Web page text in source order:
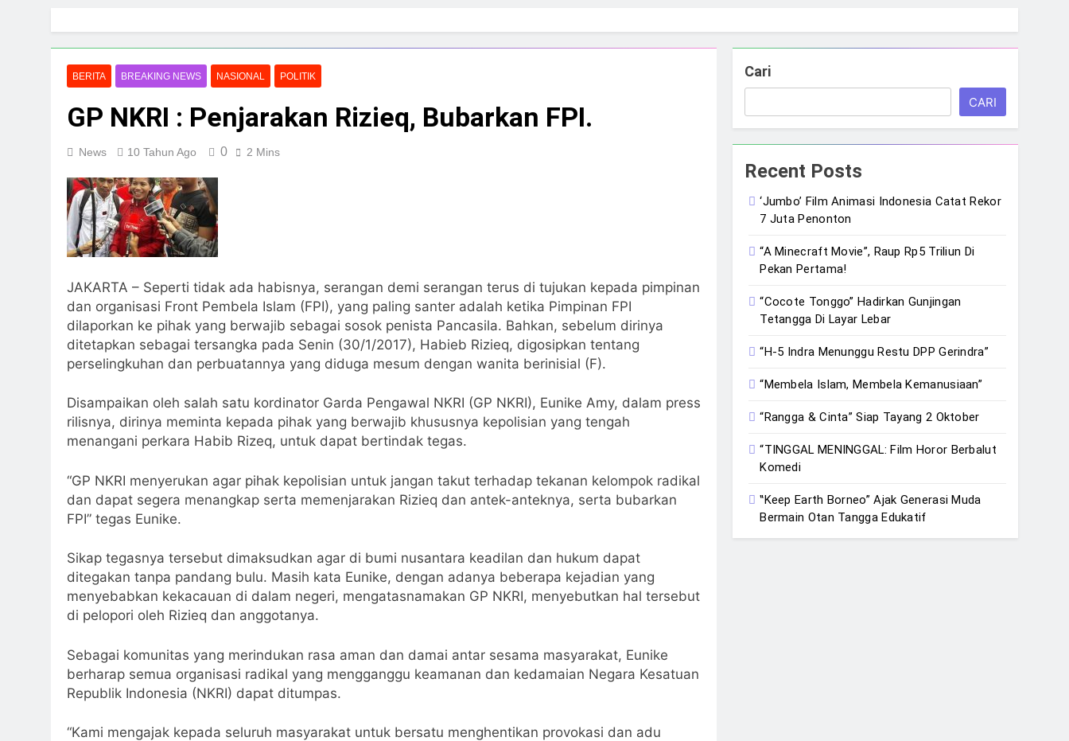
BERITA BREAKING NEWS NASIONAL POLITIK
GP NKRI : Penjarakan Rizieq, Bubarkan FPI.
News 10 Tahun Ago 0 2 Mins
JAKARTA – Seperti tidak ada habisnya, serangan demi serangan terus di tujukan kepada pimpinan
dan organisasi Front Pembela Islam (FPI), yang paling santer adalah ketika Pimpinan FPI
dilaporkan ke pihak yang berwajib sebagai sosok penista Pancasila. Bahkan, sebelum dirinya
ditetapkan sebagai tersangka pada Senin (30/1/2017), Habieb Rizieq, digosipkan tentang
perselingkuhan dan perbuatannya yang diduga mesum dengan wanita berinisial (F).
Disampaikan oleh salah satu kordinator Garda Pengawal NKRI (GP NKRI), Eunike Amy, dalam press
rilisnya, dirinya meminta kepada pihak yang berwajib khususnya kepolisian yang tengah
menangani perkara Habib Rizeq, untuk dapat bertindak tegas.
“GP NKRI menyerukan agar pihak kepolisian untuk jangan takut terhadap tekanan kelompok radikal
dan dapat segera menangkap serta memenjarakan Rizieq dan antek-anteknya, serta bubarkan
FPI” tegas Eunike.
Sikap tegasnya tersebut dimaksudkan agar di bumi nusantara keadilan dan hukum dapat
ditegakan tanpa pandang bulu. Masih kata Eunike, dengan adanya beberapa kejadian yang
menyebabkan kekacauan di dalam negeri, mengatasnamakan GP NKRI, menyebutkan hal tersebut
di pelopori oleh Rizieq dan anggotanya.
Sebagai komunitas yang merindukan rasa aman dan damai antar sesama masyarakat, Eunike
berharap semua organisasi radikal yang mengganggu keamanan dan kedamaian Negara Kesatuan
Republik Indonesia (NKRI) dapat ditumpas.
“Kami mengajak kepada seluruh masyarakat untuk bersatu menghentikan provokasi dan adu
Cari
CARI
Recent Posts
‘Jumbo’ Film Animasi Indonesia Catat Rekor
7 Juta Penonton
“A Minecraft Movie”, Raup Rp5 Triliun Di
Pekan Pertama!
“Cocote Tonggo” Hadirkan Gunjingan
Tetangga Di Layar Lebar
“H-5 Indra Menunggu Restu DPP Gerindra”
“Membela Islam, Membela Kemanusiaan”
“Rangga & Cinta” Siap Tayang 2 Oktober
“TINGGAL MENINGGAL: Film Horor Berbalut
Komedi
‟Keep Earth Borneo” Ajak Generasi Muda
Bermain Otan Tangga Edukatif